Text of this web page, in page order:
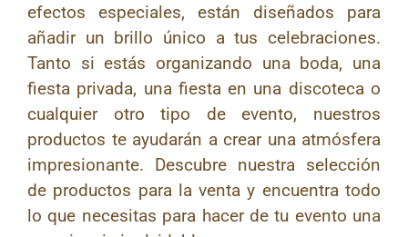
efectos especiales, están diseñados para
añadir un brillo único a tus celebraciones.
Tanto si estás organizando una boda, una
fiesta privada, una fiesta en una discoteca o
cualquier otro tipo de evento, nuestros
productos te ayudarán a crear una atmósfera
impresionante. Descubre nuestra selección
de productos para la venta y encuentra todo
lo que necesitas para hacer de tu evento una